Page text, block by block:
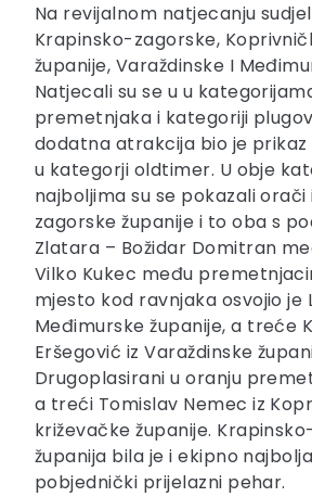
Na revijalnom natjecanju
Krapinsko-zagorske,
županije, Varaždinske I
Natjecali su se u u
premetnjaka i kategoriji
dodatna atrakcija bio je
u kategorji oldtimer. U obje
najboljima su se pokazali
zagorske županije i to oba s
Zlatara – Božidar Domitran
Vilko Kukec među
mjesto kod ravnjaka osvojio je
Međimurske županije, a treće
Eršegović iz Varaždinske
Drugoplasirani u oranju
a treći Tomislav Nemec iz
križevačke županije.
županija bila je i ekipno
pobjednički prijelazni pehar.